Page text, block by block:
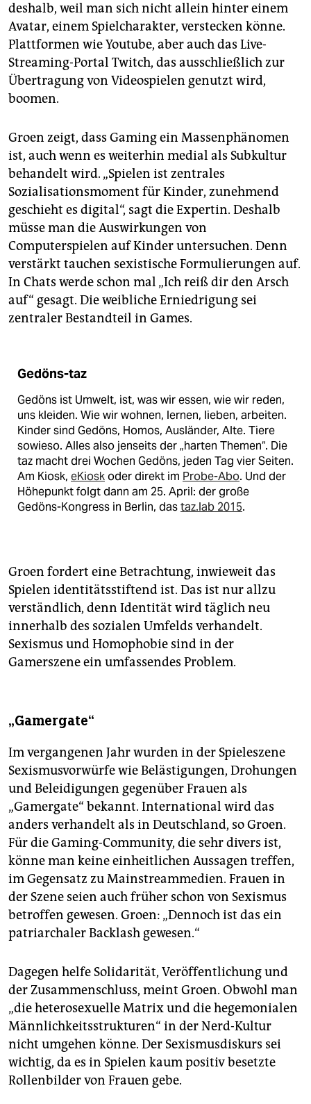
deshalb, weil man sich nicht allein hinter einem
Avatar, einem Spielcharakter, verstecken könne.
Plattformen wie Youtube, aber auch das Live-
Streaming-Portal Twitch, das ausschließlich zur
Übertragung von Videospielen genutzt wird,
boomen.
Groen zeigt, dass Gaming ein Massenphänomen
ist, auch wenn es weiterhin medial als Subkultur
behandelt wird. „Spielen ist zentrales
Sozialisationsmoment für Kinder, zunehmend
geschieht es digital“, sagt die Expertin. Deshalb
müsse man die Auswirkungen von
Computerspielen auf Kinder untersuchen. Denn
verstärkt tauchen sexistische Formulierungen auf.
In Chats werde schon mal „Ich reiß dir den Arsch
auf“ gesagt. Die weibliche Erniedrigung sei
zentraler Bestandteil in Games.
Gedöns-taz
Gedöns ist Umwelt, ist, was wir essen, wie wir reden,
uns kleiden. Wie wir wohnen, lernen, lieben, arbeiten.
Kinder sind Gedöns, Homos, Ausländer, Alte. Tiere
sowieso. Alles also jenseits der „harten Themen“. Die
taz macht drei Wochen Gedöns, jeden Tag vier Seiten.
Am Kiosk, eKioskoder direkt im Probe-Abo. Und der
Höhepunkt folgt dann am 25. April: der große
Gedöns-Kongress in Berlin, dastaz.lab 2015.
Groen fordert eine Betrachtung, inwieweit das
Spielen identitätsstiftend ist. Das ist nur allzu
verständlich, denn Identität wird täglich neu
innerhalb des sozialen Umfelds verhandelt.
Sexismus und Homophobie sind in der
Gamerszene ein umfassendes Problem.
„Gamergate“
Im vergangenen Jahr wurden in der Spieleszene
Sexismusvorwürfe wie Belästigungen, Drohungen
und Beleidigungen gegenüber Frauen als
„Gamergate“ bekannt. International wird das
anders verhandelt als in Deutschland, so Groen.
Für die Gaming-Community, die sehr divers ist,
könne man keine einheitlichen Aussagen treffen,
im Gegensatz zu Mainstreammedien. Frauen in
der Szene seien auch früher schon von Sexismus
betroffen gewesen. Groen: „Dennoch ist das ein
patriarchaler Backlash gewesen.“
Dagegen helfe Solidarität, Veröffentlichung und
der Zusammenschluss, meint Groen. Obwohl man
„die heterosexuelle Matrix und die hegemonialen
Männlichkeitsstrukturen“ in der Nerd-Kultur
nicht umgehen könne. Der Sexismusdiskurs sei
wichtig, da es in Spielen kaum positiv besetzte
Rollenbilder von Frauen gebe.